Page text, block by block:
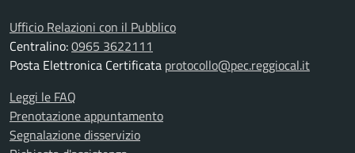
Ufficio Relazioni con il Pubblico
Centralino:0965 3622111
Posta Elettronica Certificata protocollo@pec.reggiocal.it
Leggi le FAQ
Prenotazione appuntamento
Segnalazione disservizio